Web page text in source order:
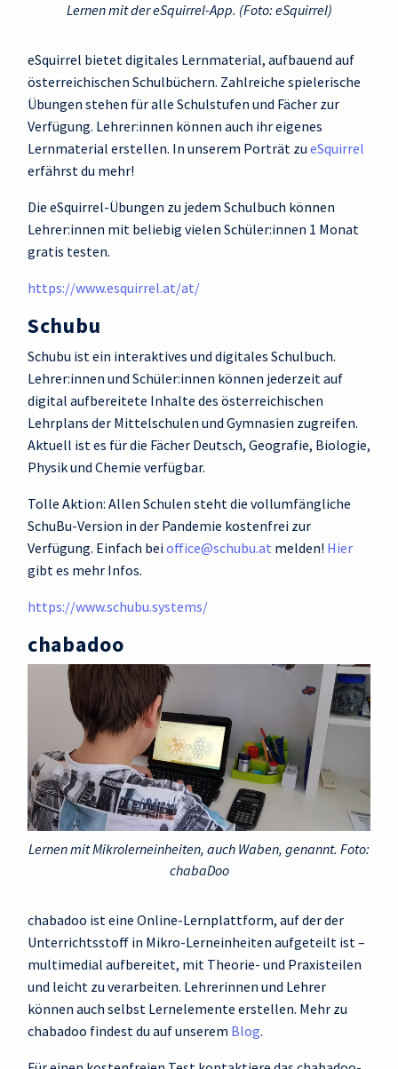
Lernen mit der eSquirrel-App. (Foto: eSquirrel)
eSquirrel bietet digitales Lernmaterial, aufbauend auf
österreichischen Schulbüchern. Zahlreiche spielerische
Übungen stehen für alle Schulstufen und Fächer zur
Verfügung. Lehrer:innen können auch ihr eigenes
Lernmaterial erstellen. In unserem Porträt zu eSquirrel
erfährst du mehr!
Die eSquirrel-Übungen zu jedem Schulbuch können
Lehrer:innen mit beliebig vielen Schüler:innen 1 Monat
gratis testen.
https://www.esquirrel.at/at/
Schubu
Schubu ist ein interaktives und digitales Schulbuch.
Lehrer:innen und Schüler:innen können jederzeit auf
digital aufbereitete Inhalte des österreichischen
Lehrplans der Mittelschulen und Gymnasien zugreifen.
Aktuell ist es für die Fächer Deutsch, Geografie, Biologie,
Physik und Chemie verfügbar.
Tolle Aktion: Allen Schulen steht die vollumfängliche
SchuBu-Version in der Pandemie kostenfrei zur
Verfügung. Einfach beioffice@schubu.at melden! Hier
gibt es mehr Infos.
https://www.schubu.systems/
chabadoo
Lernen mit Mikrolerneinheiten, auch Waben, genannt. Foto:
chabaDoo
chabadoo ist eine Online-Lernplattform, auf der der
Unterrichtsstoff in Mikro-Lerneinheiten aufgeteilt ist –
multimedial aufbereitet, mit Theorie- und Praxisteilen
und leicht zu verarbeiten. Lehrerinnen und Lehrer
können auch selbst Lernelemente erstellen. Mehr zu
chabadoo findest du auf unserem Blog.